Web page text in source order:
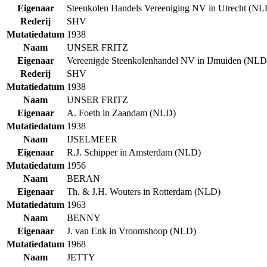
Eigenaar
Steenkolen Handels Vereeniging NV in Utrecht
Rederij
SHV
Mutatiedatum 1938
Naam
UNSER FRITZ
Eigenaar
Vereenigde Steenkolenhandel NV in IJmuiden
Rederij
SHV
Mutatiedatum 1938
Naam
UNSER FRITZ
Eigenaar
A. Foeth in Zaandam (NLD)
Mutatiedatum 1938
Naam
IJSELMEER
Eigenaar
R.J. Schipper in Amsterdam (NLD)
Mutatiedatum 1956
Naam
BERAN
Eigenaar
Th. & J.H. Wouters in Rotterdam (NLD)
Mutatiedatum 1963
Naam
BENNY
Eigenaar
J. van Enk in Vroomshoop (NLD)
Mutatiedatum 1968
Naam
JETTY